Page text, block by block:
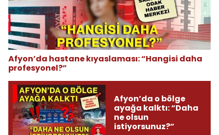
Afyon’da hastane kıyaslaması: “Hangisi daha
profesyonel?”
Afyon’da o bölge
ayağa kalktı: “Daha
ne olsun
istiyorsunuz?”